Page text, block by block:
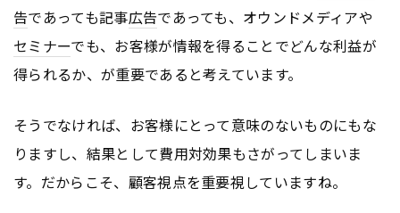
告であっても記事広告であっても、オウンドメディアや
セミナーでも、お客様が情報を得ることでどんな利益が
得られるか、が重要であると考えています。
そうでなければ、お客様にとって意味のないものにもな
りますし、結果として費用対効果もさがってしまいま
す。だからこそ、顧客視点を重要視していますね。